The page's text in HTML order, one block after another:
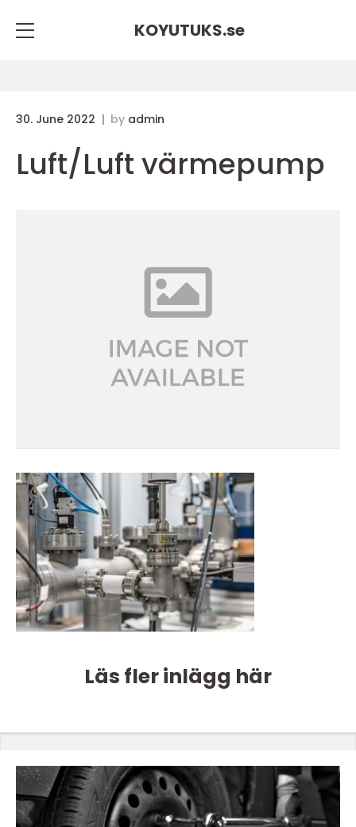
KOYUTUKS.se
30. June 2022 by admin
Luft/Luft värmepump
Läs fler inlägg här